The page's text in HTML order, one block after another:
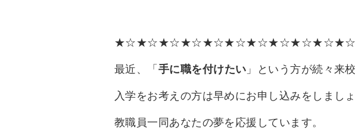
最近、「 手に職を付けたい 」という方が続々来
入学をお考えの方は早めにお申し込みをしましょ
教職員一同あなたの夢を応援しています。